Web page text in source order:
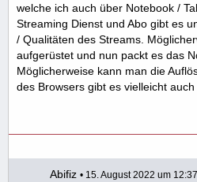
welche ich auch über Notebook /
Streaming Dienst und Abo gibt es
/ Qualitäten des Streams.
aufgerüstet und nun packt es das
Möglicherweise kann man die
des Browsers gibt es vielleicht
Abifiz 15. August 2022 um 12:37